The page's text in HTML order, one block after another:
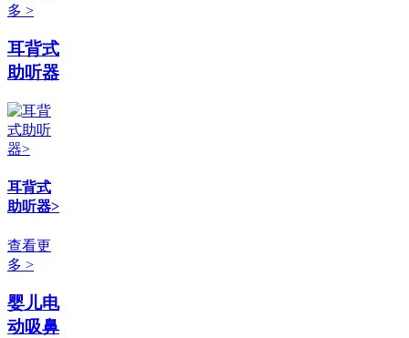
多 >
耳背式
助听器
耳背式
助听器>
查看更
多 >
婴儿电
动吸鼻